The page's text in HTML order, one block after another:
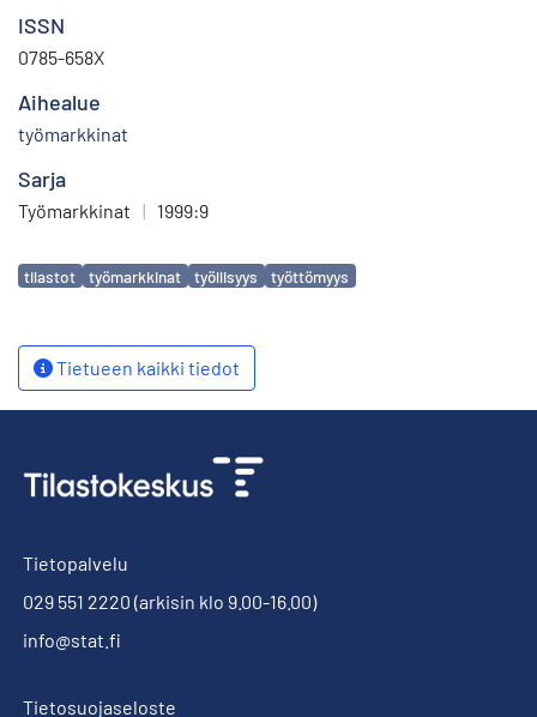
ISSN
0785-658X
Aihealue
työmarkkinat
Sarja
Työmarkkinat | 1999:9
Avainsanat
tilastot työmarkkinat työllisyys työttömyys
Tietueen kaikki tiedot
Tietopalvelu
029 551 2220 (arkisin klo 9.00-16.00)
info@stat.fi
Tietosuojaseloste